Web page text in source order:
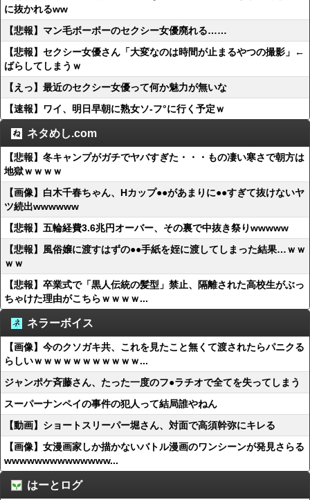
に抜かれるww
【悲報】マン毛ボーボーのセクシー女優廃れる……
【悲報】セクシー女優さん「大変なのは時間が止まるやつの撮影」←
ばらしてしまうｗ
【えっ】最近のセクシー女優って何か魅力が無いな
【速報】ワイ、明日早朝に熟女ソ-フ°に行く予定ｗ
ネタめし.com
【悲報】冬キャンプがガチでヤバすぎた・・・もの凄い寒さで朝方は
地獄ｗｗｗｗ
【画像】白木千春ちゃん、Hカップ●●があまりに●●すぎて抜けないヤ
ツ続出wwwwww
【悲報】五輪経費3.6兆円オーバー、その裏で中抜き祭りwwwww
【悲報】風俗嬢に渡すはずの●●手紙を姪に渡してしまった結果…ｗｗ
ｗｗ
【悲報】卒業式で「黒人伝統の髪型」禁止、隔離された高校生がぶっ
ちゃけた理由がこちらｗｗｗｗ...
ネラーボイス
【画像】今のクソガキ共、これを見たこと無くて渡されたらパニクる
らしいｗｗｗｗｗｗｗｗｗｗｗ...
ジャンポケ斉藤さん、たった一度のフ●ラチオで全てを失ってしまう
スーパーナンペイの事件の犯人って結局誰やねん
【動画】ショートスリーパー堀さん、対面で高須幹弥にキレる
【画像】女漫画家しか描かないバトル漫画のワンシーンが発見さらる
wwwwwwwwwwwwww...
はーとログ